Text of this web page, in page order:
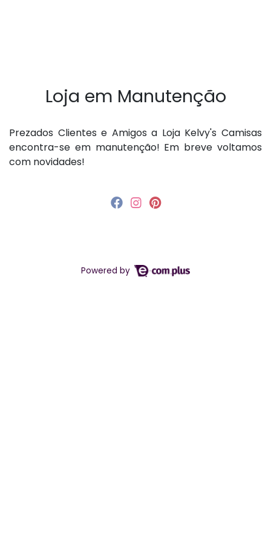
Loja em Manutenção
P rezados Clientes e Amigos a Loja Kelvy's Camisas
encontra-se em manutenção! Em breve voltamos
com novidades!
Powered by